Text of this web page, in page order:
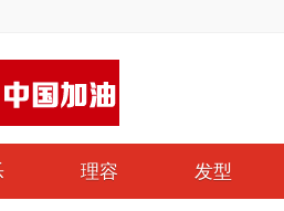
理容 发型